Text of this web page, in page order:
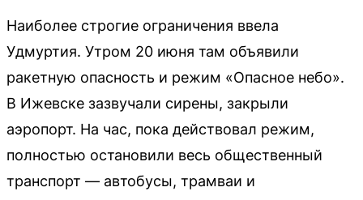
Наиболее строгие ограничения ввела
Удмуртия. Утром 20 июня там объявили
ракетную опасность и режим «Опасное небо».
В Ижевске зазвучали сирены, закрыли
аэропорт. На час, пока действовал режим,
полностью остановили весь общественный
транспорт — автобусы, трамваи и